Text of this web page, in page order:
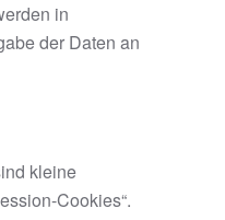
in
der Daten an
kleine
Cookies“.